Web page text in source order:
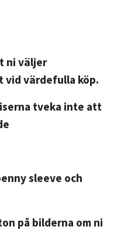
ni väljer
vid värdefulla köp.
tveka inte att
sleeve och
på bilderna om ni